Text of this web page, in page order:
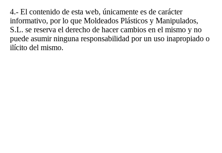
4.- El contenido de esta web, únicamente es de carácter
informativo, por lo que Moldeados Plásticos y Manipulados,
S.L. se reserva el derecho de hacer cambios en el mismo y no
puede asumir ninguna responsabilidad por un uso inapropiado o
ilícito del mismo.